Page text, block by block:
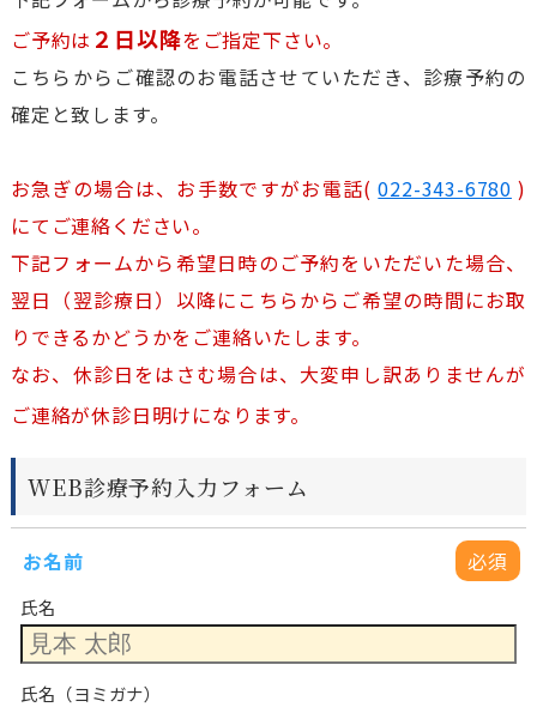
ご予約は ２日以降をご指定下さい。
こちらからご確認のお電話させていただき、診療予約の
確定と致します。
お急ぎの場合は、お手数ですがお電話(022-343-6780 )
にてご連絡ください。
下記フォームから希望日時のご予約をいただいた場合、
翌日（翌診療日）以降にこちらからご希望の時間にお取
りできるかどうかをご連絡いたします。
なお、休診日をはさむ場合は、大変申し訳ありませんが
ご連絡が休診日明けになります。
WEB診療予約入力フォーム
お名前 必須
氏名
氏名（ヨミガナ）